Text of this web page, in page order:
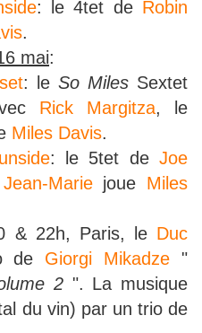
: le 4tet de Robin
.
mai:
: le So Miles Sextet
Rick Margitza, le
Miles Davis.
: le 5tet deJoe
Marie joue Miles
& 22h, Paris, le Duc
de Giorgi Mikadze "
2 ". La musique
du vin) par un trio de